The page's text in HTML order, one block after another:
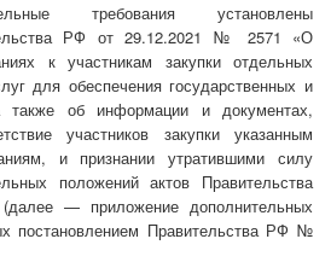
требования установлены
РФ от 29.12.2021 № 2571 «О
к участникам закупки отдельных
для обеспечения государственных и
об информации и документах,
участников закупки указанным
и признании утратившими силу
положений актов Правительства
— приложение дополнительных
постановлением Правительства РФ №